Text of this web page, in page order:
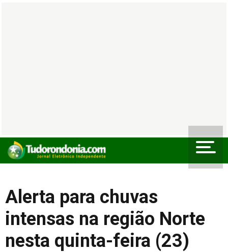
Alerta para chuvas
intensas na região Norte
nesta quinta-feira (23)